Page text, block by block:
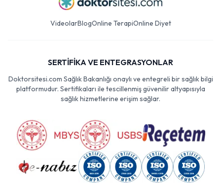
VideolarBlogOnline TerapiOnline Diyet
SERTİFİKA VE ENTEGRASYONLAR
Doktorsitesi.com Sağlık Bakanlığı onaylı ve entegreli bir sağlık bilgi
platformudur. Sertifikaları ile tescillenmiş güvenilir altyapısıyla
sağlık hizmetlerine erişim sağlar.